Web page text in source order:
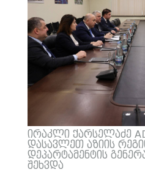
ირაკლი ქარსელაძე
დასავლეთ აზიის
დეპარტამენტის
შეხვდა